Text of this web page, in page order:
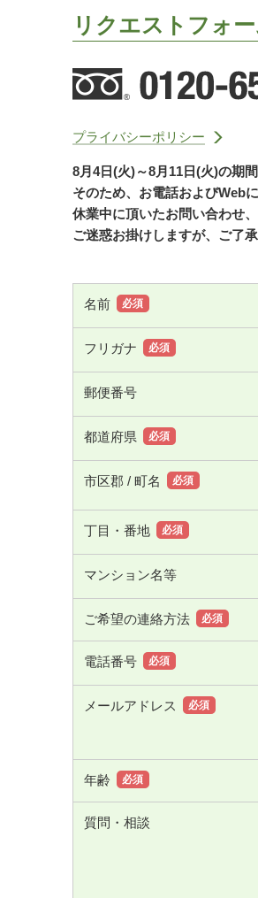
リクエストフォ
プライバシーポリシー
8月4日(火)～8月11日(火)の期
そのため、お電話およびWeb
休業中に頂いたお問い合わせ
ご迷惑お掛けしますが、ご了